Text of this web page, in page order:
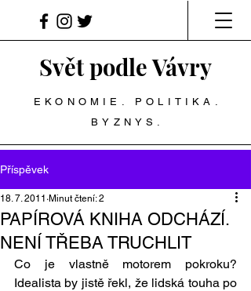
Svět podle Vávry
EKONOMIE. POLITIKA.
BYZNYS.
Příspěvek
PAPÍROVÁ KNIHA ODCHÁZÍ.
NENÍ TŘEBA TRUCHLIT
18. 7. 2011 Minut čtení: 2
Co je vlastně motorem pokroku?
Idealista by jistě řekl, že lidská touha po